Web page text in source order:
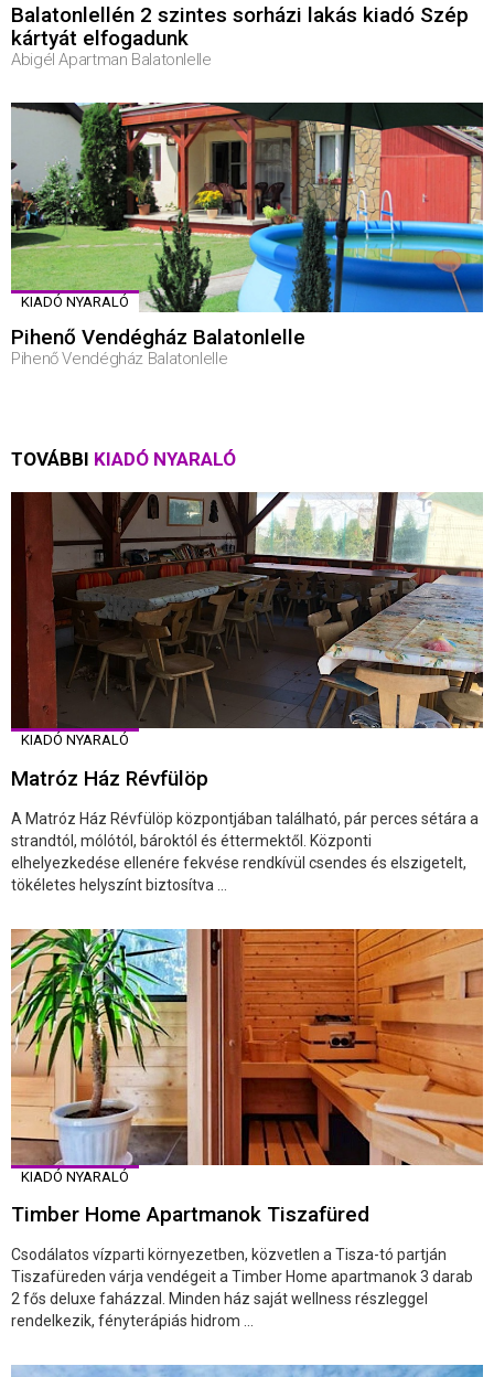
Balatonlellén 2 szintes sorházi lakás kiadó Szép
kártyát elfogadunk
Abigél Apartman Balatonlelle
KIADÓ NYARALÓ
Pihenő Vendégház Balatonlelle
Pihenő Vendégház Balatonlelle
TOVÁBBI KIADÓ NYARALÓ
KIADÓ NYARALÓ
Matróz Ház Révfülöp
A Matróz Ház Révfülöp központjában található, pár perces sétára a
strandtól, mólótól, bároktól és éttermektől. Központi
elhelyezkedése ellenére fekvése rendkívül csendes és elszigetelt,
tökéletes helyszínt biztosítva ...
KIADÓ NYARALÓ
Timber Home Apartmanok Tiszafüred
Csodálatos vízparti környezetben, közvetlen a Tisza-tó partján
Tiszafüreden várja vendégeit a Timber Home apartmanok 3 darab
2 fős deluxe faházzal. Minden ház saját wellness részleggel
rendelkezik, fényterápiás hidrom ...